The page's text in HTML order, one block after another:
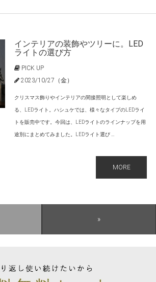
インテリアの装飾やツリーに。LED
ライトの選び方
PICK UP
2023/10/27（金）
クリスマス飾りやインテリアの間接照明として楽しめ
る、LEDライト。ハシュケでは、様々なタイプのLEDライ
トを販売中です。今回は、LEDライトのラインナップを用
途別にまとめてみました。LEDライト選び ...
MORE
»